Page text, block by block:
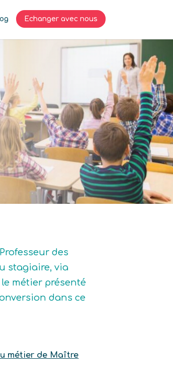
Echanger avec nous
des
stagiaire, via
métier présenté
dans ce
métier de Maître